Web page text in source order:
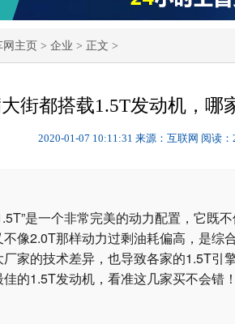
网主页 > 企业 > 正文 >
街都搭载1.5T发动机，哪
2020-01-07 10:11:31 来源：互联网 阅读：
是一个非常完美的动力配置，它既
像2.0T那样动力过剩油耗偏高，是综
家的技术差异，也导致各家的1.5T引
的1.5T发动机，看准这几家买不会错！